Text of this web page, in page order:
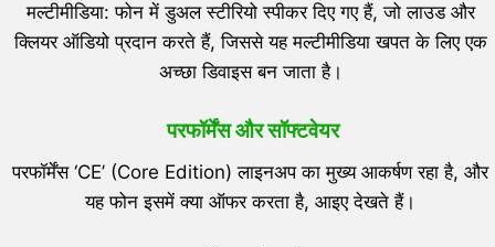
मल्टीमीडिया: फोन में डुअल स्टीरियो स्पीकर दिए गए हैं, जो लाउड और
क्लियर ऑडियो प्रदान करते हैं, जिससे यह मल्टीमीडिया खपत के लिए एक
अच्छा डिवाइस बन जाता है।
परफॉर्मेंस और सॉफ्टवेयर
परफॉर्मेंस ‘CE’ (Core Edition) लाइनअप का मुख्य आकर्षण रहा है, और
यह फोन इसमें क्या ऑफर करता है, आइए देखते हैं।